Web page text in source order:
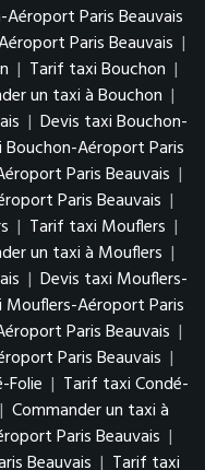
Paris Beauvais
Paris Beauvais |
| Tarif taxi Bouchon |
un taxi à Bouchon |
| Devis taxi Bouchon-
Aéroport Paris
Paris Beauvais |
Paris Beauvais |
| Tarif taxi Mouflers |
un taxi à Mouflers |
| Devis taxi Mouflers-
Aéroport Paris
Paris Beauvais |
Paris Beauvais |
Folie | Tarif taxi Condé-
| Commander un taxi à
Paris Beauvais |
Beauvais | Tarif taxi